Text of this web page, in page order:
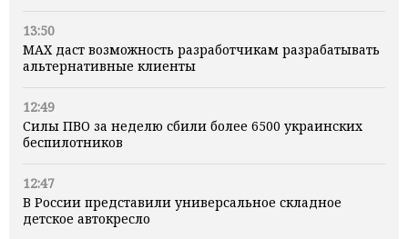
13:50
MAX даст возможность разработчикам разрабатывать
альтернативные клиенты
12:49
Силы ПВО за неделю сбили более 6500 украинских
беспилотников
12:47
В России представили универсальное складное
детское автокресло